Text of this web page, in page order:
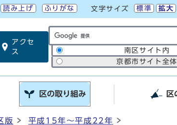
読み上げ ふりがな 文字サイズ 標準 拡大
アクセ
ス
サイト内検索の範囲
南区サイト内
京都市サイト全体
区の取り組み 区
版 平成15年～平成22年